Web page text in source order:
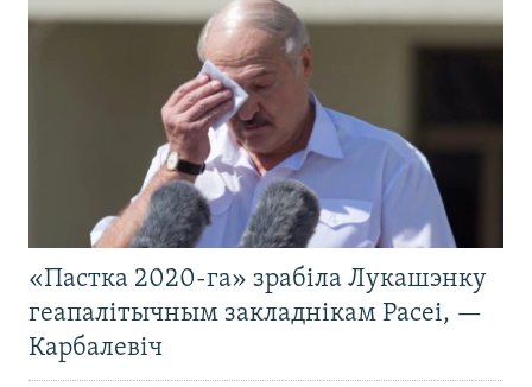
«Пастка 2020-га» зрабіла Лукашэнку
геапалітычным закладнікам Расеі, —
Карбалевіч